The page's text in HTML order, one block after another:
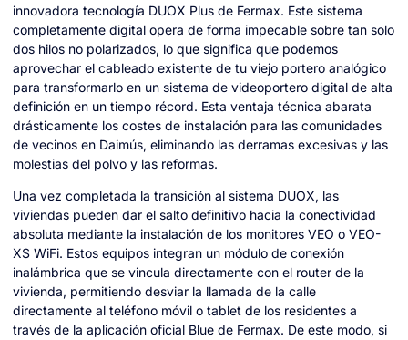
innovadora tecnología DUOX Plus de Fermax. Este sistema
completamente digital opera de forma impecable sobre tan solo
dos hilos no polarizados, lo que significa que podemos
aprovechar el cableado existente de tu viejo portero analógico
para transformarlo en un sistema de videoportero digital de alta
definición en un tiempo récord. Esta ventaja técnica abarata
drásticamente los costes de instalación para las comunidades
de vecinos en Daimús, eliminando las derramas excesivas y las
molestias del polvo y las reformas.
Una vez completada la transición al sistema DUOX, las
viviendas pueden dar el salto definitivo hacia la conectividad
absoluta mediante la instalación de los monitores VEO o VEO-
XS WiFi. Estos equipos integran un módulo de conexión
inalámbrica que se vincula directamente con el router de la
vivienda, permitiendo desviar la llamada de la calle
directamente al teléfono móvil o tablet de los residentes a
través de la aplicación oficial Blue de Fermax. De este modo, si